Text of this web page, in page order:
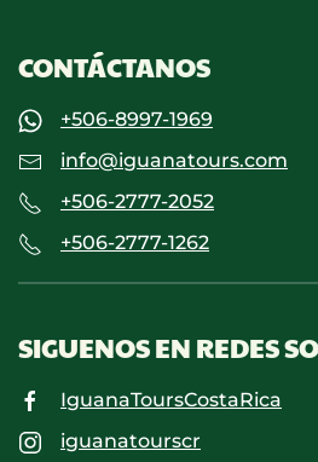
CONTÁCTANOS
+506-8997-1969
info@iguanatours.com
+506-2777-2052
+506-2777-1262
SIGUENOS EN REDES
IguanaToursCostaRica
iguanatourscr